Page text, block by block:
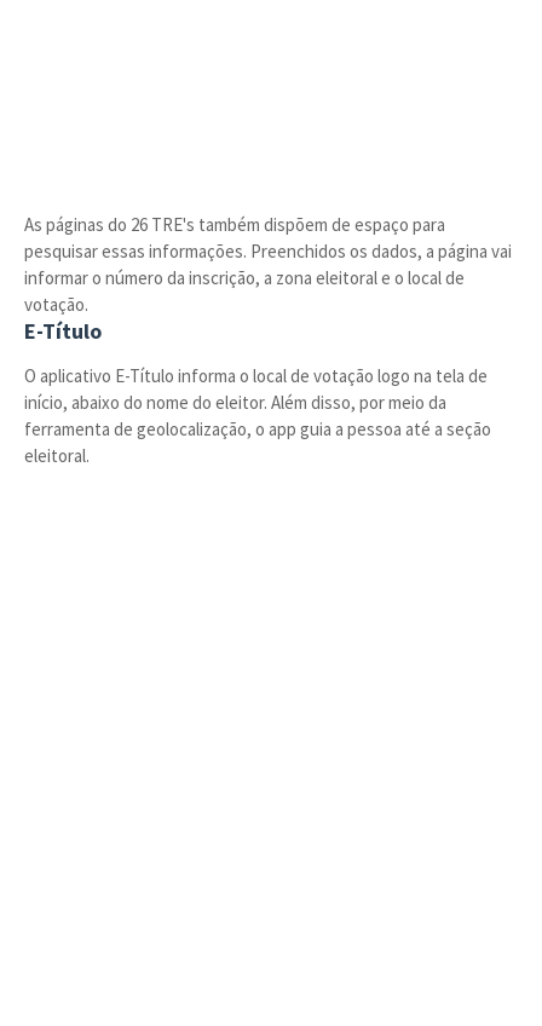
As páginas do 26 TRE's também dispõem de espaço para
pesquisar essas informações. Preenchidos os dados, a página vai
informar o número da inscrição, a zona eleitoral e o local de
votação.
E-Título
O aplicativo E-Título informa o local de votação logo na tela de
início, abaixo do nome do eleitor. Além disso, por meio da
ferramenta de geolocalização, o app guia a pessoa até a seção
eleitoral.